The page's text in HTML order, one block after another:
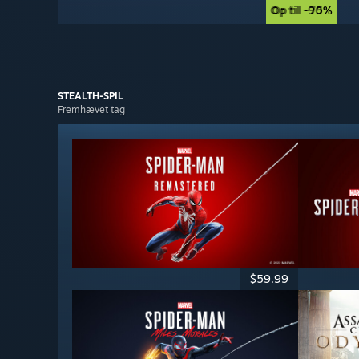
Op til -90%
Op til -75%
STEALTH-SPIL
Fremhævet tag
$59.99